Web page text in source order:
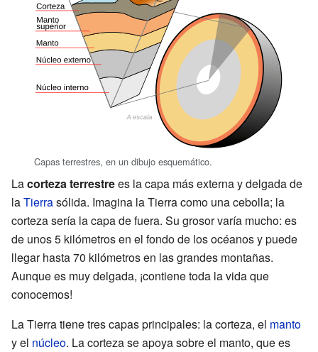
Capas terrestres, en un dibujo esquemático.
Lacorteza terrestrees la capa más externa y delgada de
laTierrasólida. Imagina la Tierra como una cebolla; la
corteza sería la capa de fuera. Su grosor varía mucho: es
de unos 5 kilómetros en el fondo de los océanos y puede
llegar hasta 70 kilómetros en las grandes montañas.
Aunque es muy delgada, ¡contiene toda la vida que
conocemos!
La Tierra tiene tres capas principales: la corteza, el manto
y el núcleo. La corteza se apoya sobre el manto, que es